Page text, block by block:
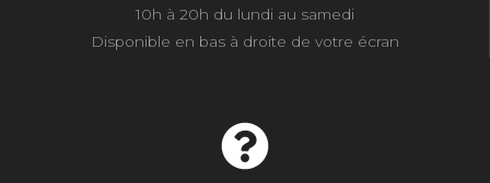
10h à 20h du lundi au samedi
Disponible en bas à droite de votre écran